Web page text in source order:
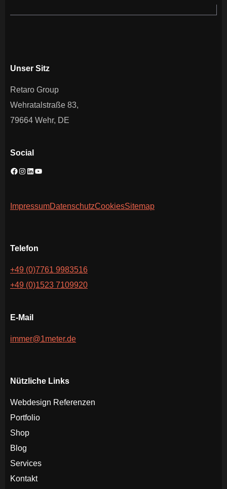
Unser Sitz
Retaro Group
Wehratalstraße 83,
79664 Wehr, DE
Social
ImpressumDatenschutzCookiesSitemap
Telefon
+49 (0)7761 9983516
+49 (0)1523 7109920
E-Mail
immer@1meter.de
Nützliche Links
Webdesign Referenzen
Portfolio
Shop
Blog
Services
Kontakt